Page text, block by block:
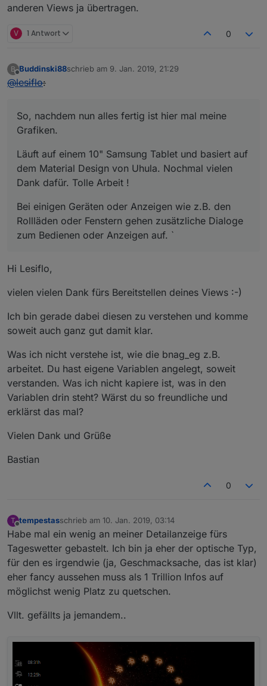
anderen Views ja übertragen.
V 1 Antwort 0
B
Offline
Buddinski88schrieb am 9. Jan. 2019, 21:29
zuletzt editiert von
@lesiflo:
So, nachdem nun alles fertig ist hier mal meine
Grafiken.
Läuft auf einem 10" Samsung Tablet und basiert auf
dem Material Design von Uhula. Nochmal vielen
Dank dafür. Tolle Arbeit !
Bei einigen Geräten oder Anzeigen wie z.B. den
Rollläden oder Fenstern gehen zusätzliche Dialoge
zum Bedienen oder Anzeigen auf. `
Hi Lesiflo,
vielen vielen Dank fürs Bereitstellen deines Views :-)
Ich bin gerade dabei diesen zu verstehen und komme
soweit auch ganz gut damit klar.
Was ich nicht verstehe ist, wie die bnag_eg z.B.
arbeitet. Du hast eigene Variablen angelegt, soweit
verstanden. Was ich nicht kapiere ist, was in den
Variablen drin steht? Wärst du so freundliche und
erklärst das mal?
Vielen Dank und Grüße
Bastian
0
T
Offline
tempestasschrieb am 10. Jan. 2019, 03:14
zuletzt editiert von
Habe mal ein wenig an meiner Detailanzeige fürs
Tageswetter gebastelt. Ich bin ja eher der optische Typ,
für den es irgendwie (ja, Geschmacksache, das ist klar)
eher fancy aussehen muss als 1 Trillion Infos auf
möglichst wenig Platz zu quetschen.
Vllt. gefällts ja jemandem..